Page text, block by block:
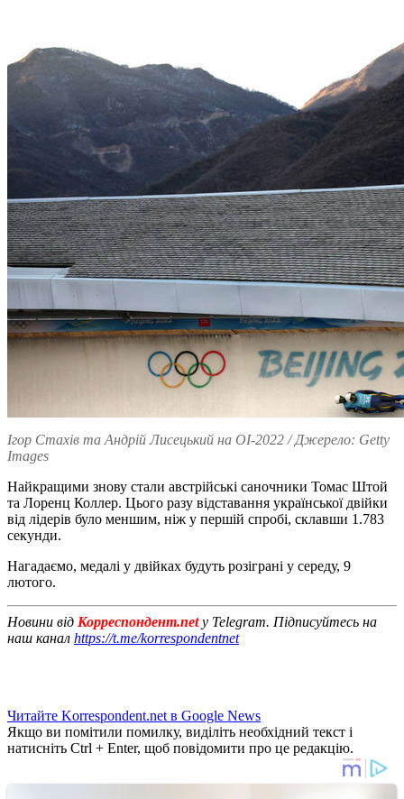
Ігор Стахів та Андрій Лисецький на ОІ-2022 / Джерело: Getty
Images
Найкращими знову стали австрійські саночники Томас Штой
та Лоренц Коллер. Цього разу відставання української двійки
від лідерів було меншим, ніж у першій спробі, склавши 1.783
секунди.
Нагадаємо, медалі у двійках будуть розіграні у середу, 9
лютого.
Новини від Корреспондент.netу Telegram. Підписуйтесь на
наш канал https://t.me/korrespondentnet
Читайте Korrespondent.net в Google News
Якщо ви помітили помилку, виділіть необхідний текст і
натисніть Ctrl + Enter, щоб повідомити про це редакцію.